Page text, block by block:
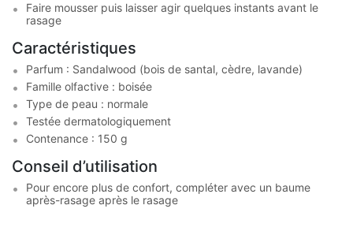
Faire mousser puis laisser agir quelques instants avant le
rasage
Caractéristiques
Parfum : Sandalwood (bois de santal, cèdre, lavande)
Famille olfactive : boisée
Type de peau : normale
Testée dermatologiquement
Contenance : 150 g
Conseil d’utilisation
Pour encore plus de confort, compléter avec un baume
après-rasage après le rasage